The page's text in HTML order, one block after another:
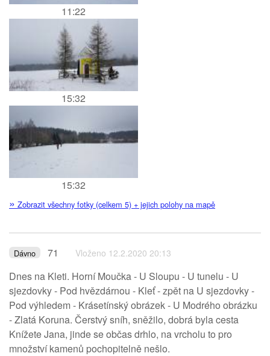
11:22
15:32
15:32
» Zobrazit všechny fotky (celkem 5) + jejich polohy na mapě
Dávno 71 Vloženo 12.2.2020 20:13
Dnes na Kleti. Horní Moučka - U Sloupu - U tunelu - U
sjezdovky - Pod hvězdárnou - Kleť - zpět na U sjezdovky -
Pod výhledem - Krásetínský obrázek - U Modrého obrázku
- Zlatá Koruna. Čerstvý sníh, sněžilo, dobrá byla cesta
Knížete Jana, jinde se občas drhlo, na vrcholu to pro
množství kamenů pochopitelně nešlo.